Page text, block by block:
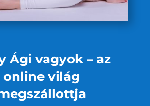
Ági vagyok – az
online világ